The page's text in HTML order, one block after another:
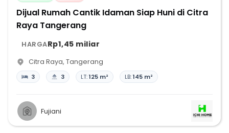
Dijual Rumah Cantik Idaman Siap Huni di Citra
Raya Tangerang
HARGARp1,45 miliar
Citra Raya, Tangerang
3 3 LT:125 m² LB:145 m²
Fujiani